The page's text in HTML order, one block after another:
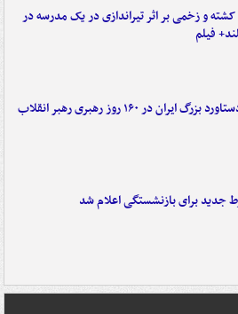
۲۲ کشته و زخمی بر اثر تیراندازی در یک مدرسه در
فیلم
جدید برای بازنشستگی اعلام شد